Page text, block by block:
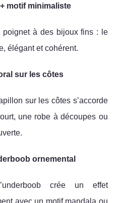
motif minimaliste
poignet à des bijoux fins : le
élégant et cohérent.
sur les côtes
sur les côtes s’accorde
une robe à découpes ou
ornemental
crée un effet